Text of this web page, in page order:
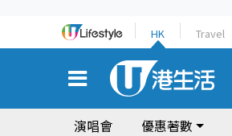
HK Travel
演唱會 優惠著數